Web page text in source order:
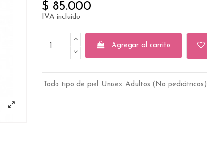
$ 85.000
IVA incluído
Agregar al carrito
Todo tipo de piel Unisex Adultos (No pediátricos)